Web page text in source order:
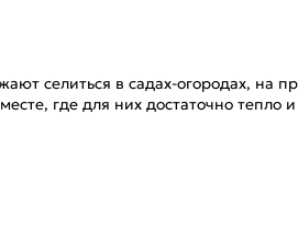
селиться в садах-огородах, на
где для них достаточно тепло